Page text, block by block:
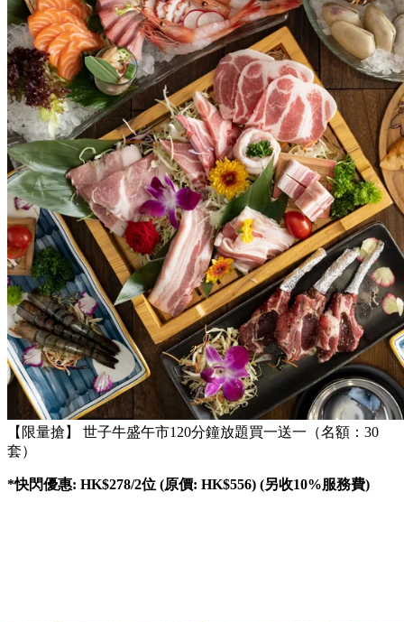
【限量搶】 世子牛盛午市120分鐘放題買一送一（名額：30
套）
*快閃優惠: HK$278/2位 (原價: HK$556) (另收10%服務費)